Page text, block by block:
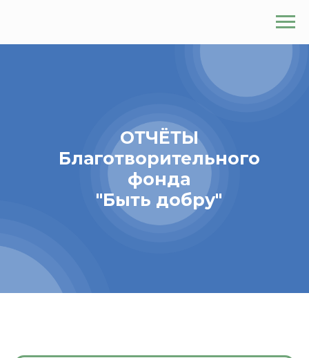
ОТЧЁТЫ
Благотворительного
фонда
"Быть добру"